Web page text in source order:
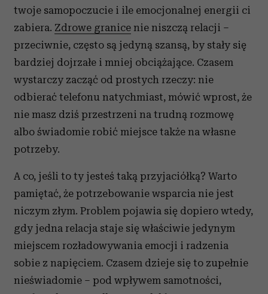
twoje samopoczucie i ile emocjonalnej energii ci
zabiera. Zdrowe granice nie niszczą relacji –
przeciwnie, często są jedyną szansą, by stały się
bardziej dojrzałe i mniej obciążające. Czasem
wystarczy zacząć od prostych rzeczy: nie
odbierać telefonu natychmiast, mówić wprost, że
nie masz dziś przestrzeni na trudną rozmowę
albo świadomie robić miejsce także na własne
potrzeby.
A co, jeśli to ty jesteś taką przyjaciółką? Warto
pamiętać, że potrzebowanie wsparcia nie jest
niczym złym. Problem pojawia się dopiero wtedy,
gdy jedna relacja staje się właściwie jedynym
miejscem rozładowywania emocji i radzenia
sobie z napięciem. Czasem dzieje się to zupełnie
nieświadomie – pod wpływem samotności,